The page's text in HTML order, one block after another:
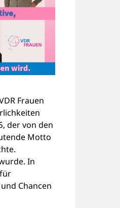
Frauen
der von den
Motto
In
Chancen